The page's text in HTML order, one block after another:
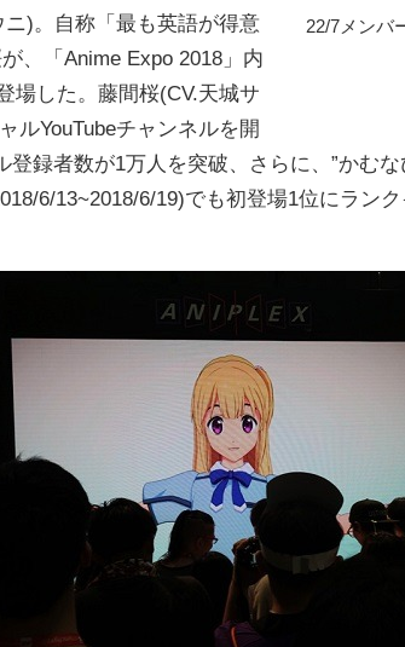
ニ)。自称「最も英語が得意
、「Anime Expo 2018」内
場した。藤間桜(CV.天城サ
ルYouTubeチャンネルを開
録者数が1万人を突破、さらに、”かむ
6/13~2018/6/19)でも初登場1位にラン